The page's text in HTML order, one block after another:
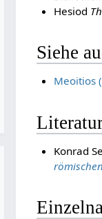
Hesiod
Siehe
Meoitios
Konrad